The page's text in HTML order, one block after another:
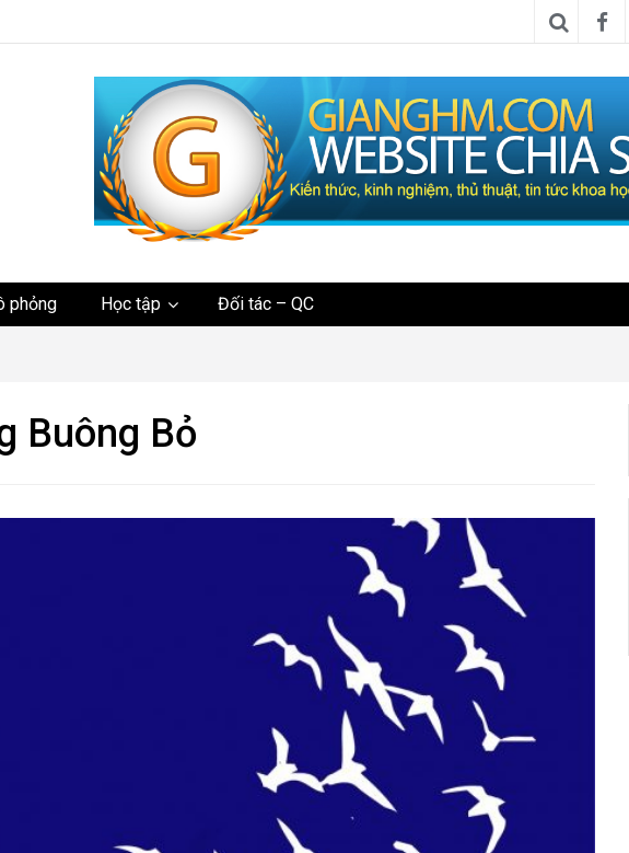
phỏng Học tập Đối tác – QC
Buông Bỏ